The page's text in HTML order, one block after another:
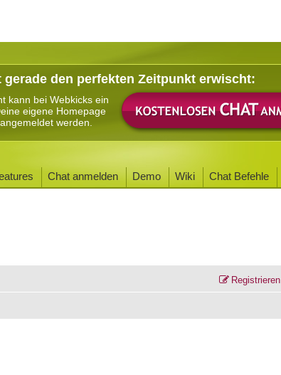
gerade den perfekten Zeitpunkt erwischt:
kann bei Webkicks ein
eigene Homepage
werden.
Chat anmelden Demo Wiki Chat Befehle
Registrieren